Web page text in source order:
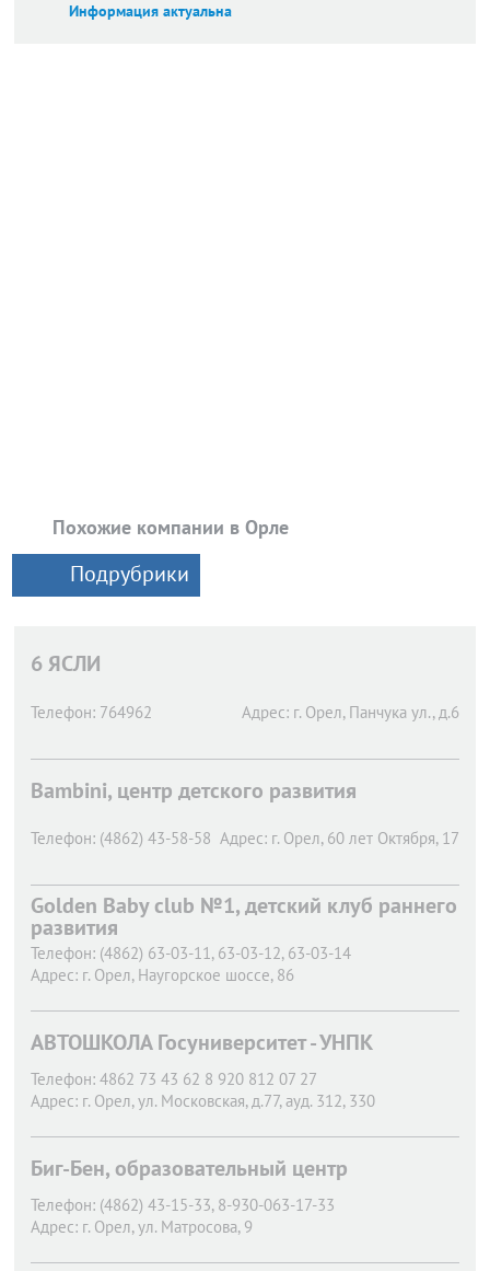
Информация актуальна
Похожие компании в Орле
Подрубрики
6 ЯСЛИ
Телефон: 764962 Адрес: г. Орел, Панчука ул., д.6
Bambini, центр детского развития
Телефон: (4862) 43-58-58 Адрес: г. Орел, 60 лет Октября, 17
Golden Baby club №1, детский клуб раннего
развития
Телефон: (4862) 63-03-11, 63-03-12, 63-03-14
Адрес: г. Орел, Наугорское шоссе, 86
АВТОШКОЛА Госуниверситет - УНПК
Телефон: 4862 73 43 62 8 920 812 07 27
Адрес: г. Орел, ул. Московская, д.77, ауд. 312, 330
Биг-Бен, образовательный центр
Телефон: (4862) 43-15-33, 8-930-063-17-33
Адрес: г. Орел, ул. Матросова, 9